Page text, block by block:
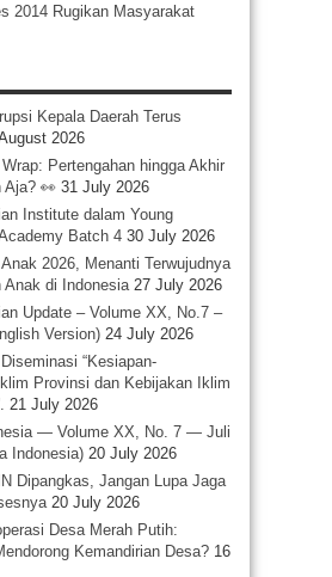
2014 Rugikan Masyarakat
Kepala Daerah Terus
2026
Pertengahan hingga Akhir
Aja? 👀 31 July 2026
Institute dalam Young
Batch 4 30 July 2026
2026, Menanti Terwujudnya
Anak di Indonesia 27 July 2026
Update – Volume XX, No.7 –
Version) 24 July 2026
“Kesiapan-
Provinsi dan Kebijakan Iklim
21 July 2026
— Volume XX, No. 7 — Juli
Indonesia) 20 July 2026
Dipangkas, Jangan Lupa Jaga
20 July 2026
Desa Merah Putih:
Kemandirian Desa? 16